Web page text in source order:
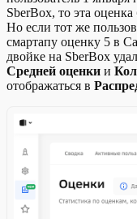
SberBox, то эта оценка
Но если тот же
смартапу оценку 5 в
двойке на SberBox
Средней оценки и
отображаться в